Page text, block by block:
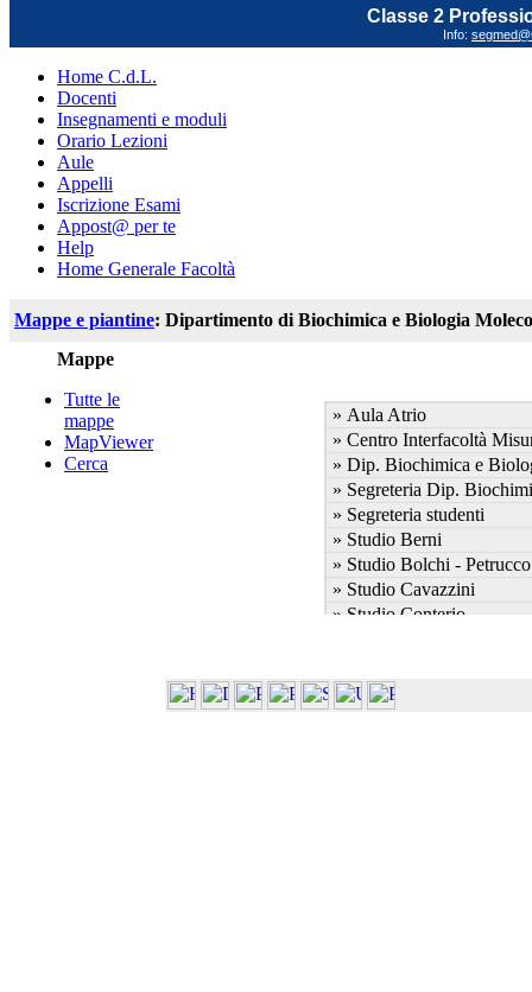
Classe 2
Info:
Home C.d.L.
Docenti
Insegnamenti e moduli
Orario Lezioni
Aule
Appelli
Iscrizione Esami
Appost@ per te
Help
Home Generale Facoltà
Mappe e piantine: Dipartimento di Biochimica e Biologia
Mappe
Tutte le
mappe
MapViewer
Cerca
» Aula Atrio
» Centro Interfacoltà
» Dip. Biochimica e
» Segreteria Dip.
» Segreteria studenti
» Studio Berni
» Studio Bolchi - Petrucco
» Studio Cavazzini
» Studio Conterio